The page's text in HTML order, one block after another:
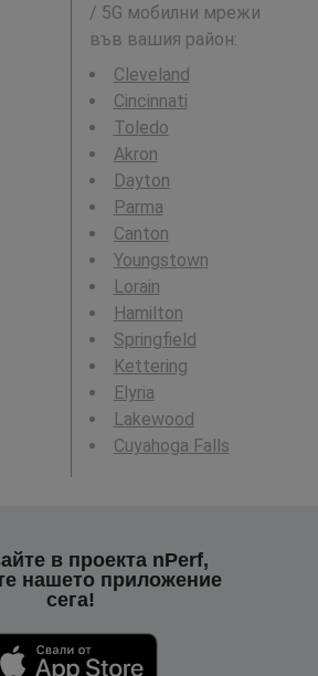
/ 5G мобилни мрежи
във вашия район:
Cleveland
Cincinnati
Toledo
Akron
Dayton
Parma
Canton
Youngstown
Lorain
Hamilton
Springfield
Kettering
Elyria
Lakewood
Cuyahoga Falls
в проекта nPerf,
нашето приложение
сега!